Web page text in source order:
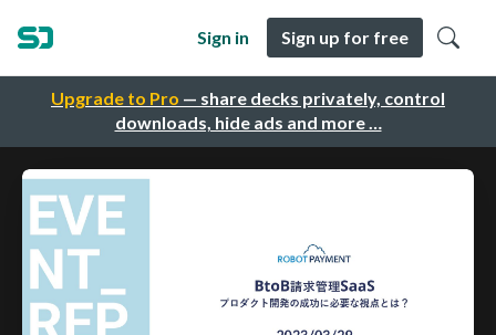
Upgrade to Pro — share decks privately, control
downloads, hide ads and more …
Sign in Sign up for free